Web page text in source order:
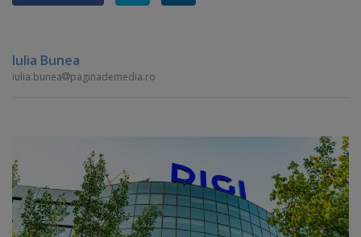
Iulia Bunea
iulia.bunea paginademedia.ro